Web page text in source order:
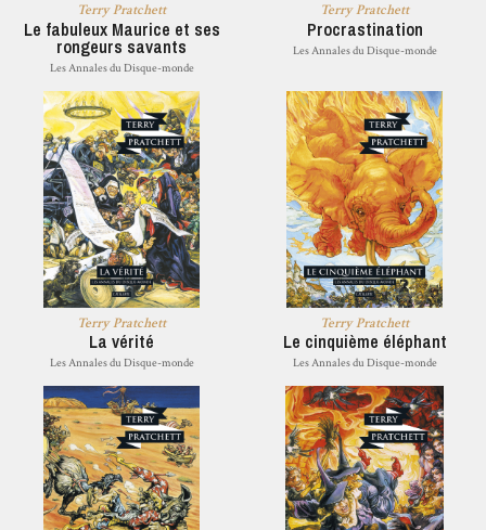
Terry Pratchett
Le fabuleux Maurice et ses
rongeurs savants
Les Annales du Disque-monde
Terry Pratchett
Procrastination
Les Annales du Disque-monde
Terry Pratchett
La vérité
Les Annales du Disque-monde
Terry Pratchett
Le cinquième éléphant
Les Annales du Disque-monde